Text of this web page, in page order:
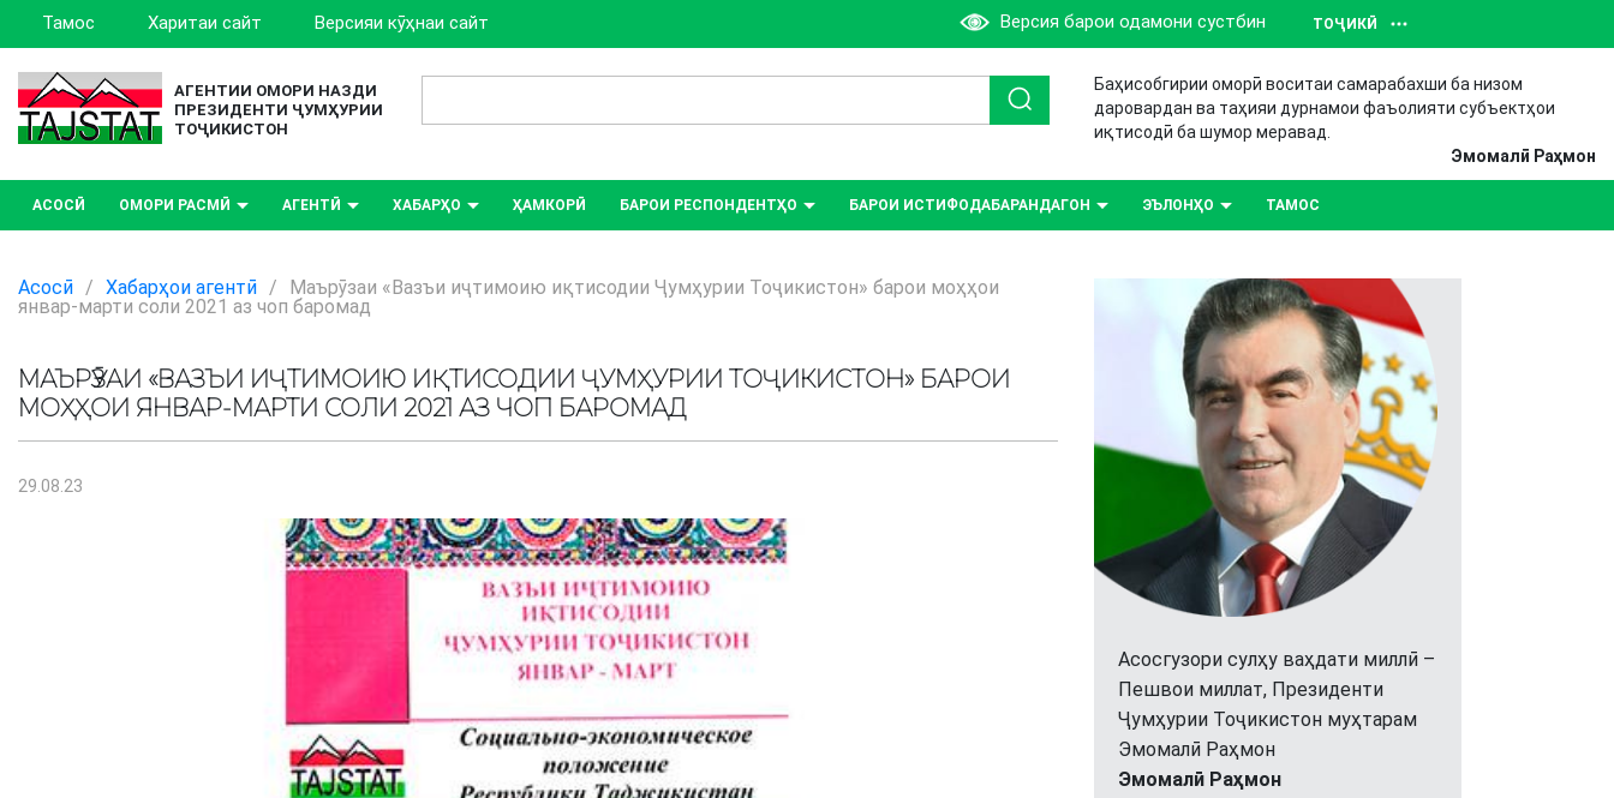
Тамос Харитаи сайт Версияи кӯҳнаи сайт Версия барои одамони сустбин ТОҶИКӢ
АГЕНТИИ ОМОРИ НАЗДИ
ПРЕЗИДЕНТИ ҶУМҲУРИИ
ТОҶИКИСТОН
Баҳисобгирии оморӣ воситаи самарабахши ба низом
даровардан ва таҳияи дурнамои фаъолияти субъектҳои
иқтисодӣ ба шумор меравад.
Эмомалӣ Раҳмон
АСОСӢ ОМОРИ РАСМӢ АГЕНТӢ ХАБАРҲО ҲАМКОРӢ БАРОИ РЕСПОНДЕНТҲО БАРОИ ИСТИФОДАБАРАНДАГОН ЭЪЛОНҲО ТАМОС
Асосӣ / Хабарҳои агентӣ /
Маърӯзаи «Вазъи иҷтимоию иқтисодии Ҷумҳурии Тоҷикистон» барои моҳҳои
январ-марти соли 2021 аз чоп баромад
МАЪРӮЗАИ «ВАЗЪИ ИҶТИМОИЮ ИҚТИСОДИИ ҶУМҲУРИИ ТОҶИКИСТОН» БАРОИ
МОҲҲОИ ЯНВАР-МАРТИ СОЛИ 2021 АЗ ЧОП БАРОМАД
29.08.23
Асосгузори сулҳу ваҳдати миллӣ –
Пешвои миллат, Президенти
Ҷумҳурии Тоҷикистон муҳтарам
Эмомалӣ Раҳмон
Эмомалӣ Раҳмон